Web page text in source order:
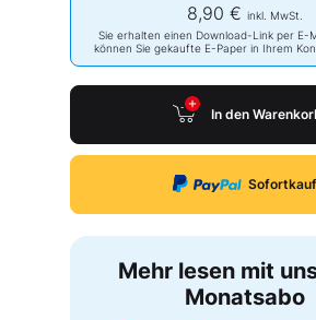
8,90 € inkl. MwSt.
Sie erhalten einen Download-Link per E-
können Sie gekaufte E-Paper in Ihrem
In den
Sofortkauf
Mehr lesen mit
Monatsabo